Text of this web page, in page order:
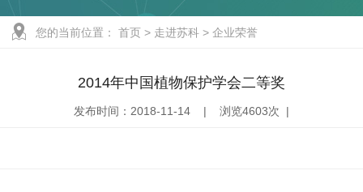
您的当前位置： 首页 > 走进苏科 > 企业荣誉
2014年中国植物保护学会二等奖
发布时间：2018-11-14 | 浏览4603次 |